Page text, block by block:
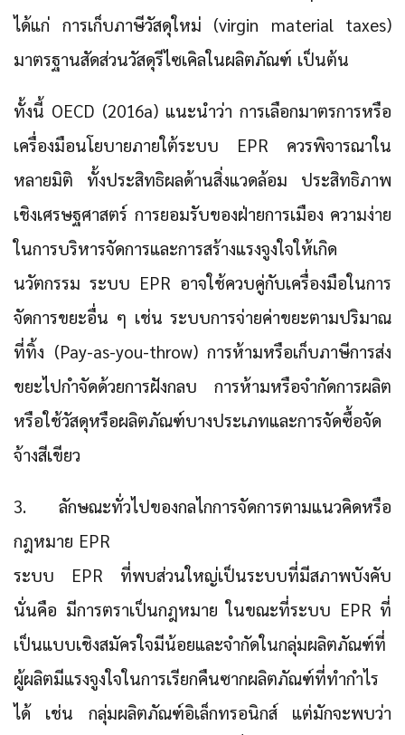
ได้แก่ การเก็บภาษีวัสดุใหม่ (virgin material taxes)
มาตรฐานสัดส่วนวัสดุรีไซเคิลในผลิตภัณฑ์ เป็นต้น
ทั้งนี้ OECD (2016a) แนะนำว่า การเลือกมาตรการหรือ
เครื่องมือนโยบายภายใต้ระบบ EPR ควรพิจารณาใน
หลายมิติ ทั้งประสิทธิผลด้านสิ่งแวดล้อม ประสิทธิภาพ
เชิงเศรษฐศาสตร์ การยอมรับของฝ่ายการเมือง ความง่าย
ในการบริหารจัดการและการสร้างแรงจูงใจให้เกิด
นวัตกรรม ระบบ EPR อาจใช้ควบคู่กับเครื่องมือในการ
จัดการขยะอื่น ๆ เช่น ระบบการจ่ายค่าขยะตามปริมาณ
ที่ทิ้ง (Pay-as-you-throw) การห้ามหรือเก็บภาษีการส่ง
ขยะไปกำจัดด้วยการฝังกลบ การห้ามหรือจำกัดการผลิต
หรือใช้วัสดุหรือผลิตภัณฑ์บางประเภทและการจัดซื้อจัด
จ้างสีเขียว
3. ลักษณะทั่วไปของกลไกการจัดการตามแนวคิดหรือ
กฎหมาย EPR
ระบบ EPR ที่พบส่วนใหญ่เป็นระบบที่มีสภาพบังคับ
นั่นคือ มีการตราเป็นกฎหมาย ในขณะที่ระบบ EPR ที่
เป็นแบบเชิงสมัครใจมีน้อยและจำกัดในกลุ่มผลิตภัณฑ์ที่
ผู้ผลิตมีแรงจูงใจในการเรียกคืนซากผลิตภัณฑ์ที่ทำกำไร
ได้ เช่น กลุ่มผลิตภัณฑ์อิเล็กทรอนิกส์ แต่มักจะพบว่า